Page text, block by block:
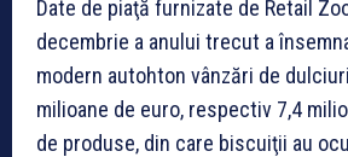
Date de piaţă furnizate de Retail
decembrie a anului trecut a
modern autohton vânzări de
milioane de euro, respectiv 7,4
de produse, din care biscuiţii au